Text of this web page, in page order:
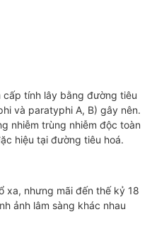
tính lây bằng đ­­ường tiêu
và paratyphi A, B) gây nên.
nhiễm trùng nhiễm độc toàn
hiệu tại đ­­ường tiêu hoá.
x­a, nh­­ưng mãi đến thế kỷ 18
ảnh lâm sàng khác nhau